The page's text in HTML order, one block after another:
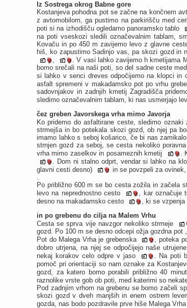
Iz Sostrega okrog Babne gore
Kostanjeva pohodna pot se začne na končnem
z avtomobilom, ga pustimo na parkirišču med
poti si na izhodišču ogledamo panoramsko tablo
na poti vseskozi sledili označevalnim tablam,
Kovaču in po 450 m zavijemo levo z glavne
hiš, ko zapustimo Sadinjo vas, pa skozi gozd in
,
. V vasi lahko zavijemo h kmetijama
bomo srečali na naši poti, so del sadne ceste
si lahko v senci dreves odpočijemo na klopci in
asfalt spremeni v makadamsko pot po vrhu
sadovnjakov in zadnjih kmetij Zagradišča
sledimo označevalnim tablam, ki nas usmerjajo
čez greben Javorskega vrha mimo Javorja
Ko pridemo do asfaltirane ceste, sledimo
strmejša in bo potekala skozi gozd, ob njej pa
imamo lahko s seboj košarico, če bi nas
strnjen gozd za seboj, se cesta nekoliko
vrha mimo zaselkov in posameznih kmetij
.
. Dom ni stalno odprt, vendar si lahko na
glavni cesti desno)
in se povzpeli za
.
Po približno 600 m se bo cesta zožila in začela
levo na neprednostno cesto
, kar označuje
desno na makadamsko cesto
, ki se vzpenja
in po grebenu do cilja na Malem Vrhu
Cesta se sprva vije navzgor nekoliko strmeje
gozd. Po 100 m se desno odcepi ožja gozdna pot
Pot do Malega Vrha je grebenska
, poteka
dobro utrjena, na njej se odpočijejo naše
nekaj korakov celo odpre v jaso
. Na poti
pomoč pri orientaciji so nam oznake za
gozd, za katero bomo porabili približno 40
raznolike vrste gob ob poti, med katerimi so
Pod zadnjim vrhom na grebenu se bomo začeli
skozi gozd v dveh manjših in enem ostrem
gozda, nas bodo pozdravile prve hiše Malega Vrha